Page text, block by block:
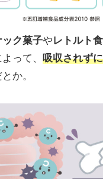
ック菓子やレトルト
って、 吸収されず
か。